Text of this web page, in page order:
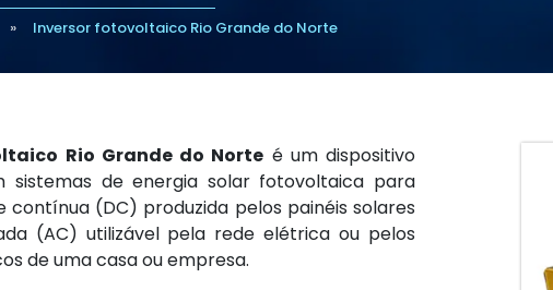
Inversor fotovoltaico Rio Grande do Norte
Rio Grande do Norte é um dispositivo
sistemas de energia solar fotovoltaica para
(DC) produzida pelos painéis solares
(AC) utilizável pela rede elétrica ou pelos
de uma casa ou empresa.